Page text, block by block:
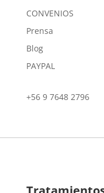
CONVENIOS
Prensa
Blog
PAYPAL
+56 9 7648 2796